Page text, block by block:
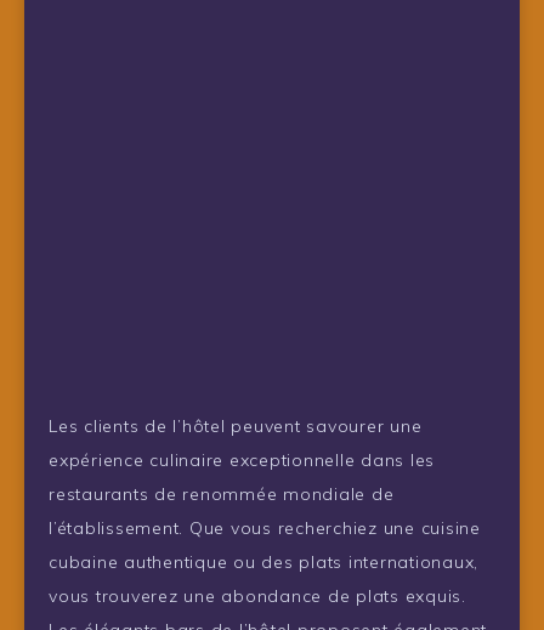
Les clients de l’hôtel peuvent savourer une
expérience culinaire exceptionnelle dans les
restaurants de renommée mondiale de
l’établissement. Que vous recherchiez une cuisine
cubaine authentique ou des plats internationaux,
vous trouverez une abondance de plats exquis.